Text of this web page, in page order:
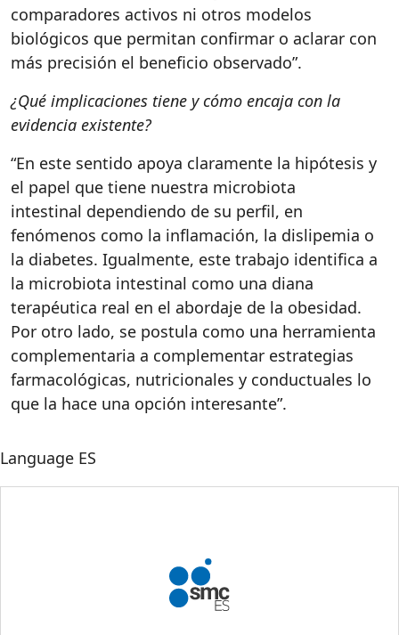
comparadores activos ni otros modelos
biológicos que permitan confirmar o aclarar con
más precisión el beneficio observado”.
¿Qué implicaciones tiene y cómo encaja con la
evidencia existente?
“En este sentido apoya claramente la hipótesis y
el papel que tiene nuestra microbiota
intestinal dependiendo de su perfil, en
fenómenos como la inflamación, la dislipemia o
la diabetes. Igualmente, este trabajo identifica a
la microbiota intestinal como una diana
terapéutica real en el abordaje de la obesidad.
Por otro lado, se postula como una herramienta
complementaria a complementar estrategias
farmacológicas, nutricionales y conductuales lo
que la hace una opción interesante”.
Language ES